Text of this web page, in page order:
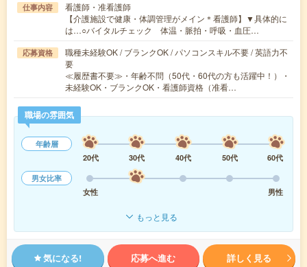
仕事内容
看護師・准看護師
【介護施設で健康・体調管理がメイン＊看護師】▼具体的に
は…○バイタルチェック 体温・脈拍・呼吸・血圧…
応募資格
職種未経験OK / ブランクOK / パソコンスキル不要 / 英語力不
要
≪履歴書不要≫・年齢不問（50代・60代の方も活躍中！）・
未経験OK・ブランクOK・看護師資格（准看…
職場の雰囲気
年齢層
20代
30代 40代 50代
60代
男女比率
女性
男性
もっと見る
気になる! 応募へ進む 詳しく見る